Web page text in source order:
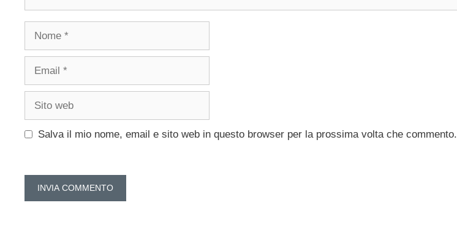
Nome
Email
Sito
Salva il mio nome, email e sito web in questo browser per la prossima volta che commento.